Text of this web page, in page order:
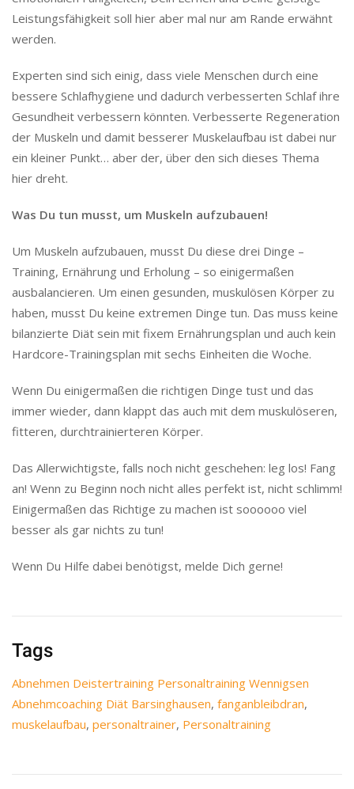
Leistungsfähigkeit soll hier aber mal nur am Rande erwähnt
werden.
Experten sind sich einig, dass viele Menschen durch eine
bessere Schlafhygiene und dadurch verbesserten Schlaf ihre
Gesundheit verbessern könnten. Verbesserte Regeneration
der Muskeln und damit besserer Muskelaufbau ist dabei nur
ein kleiner Punkt… aber der, über den sich dieses Thema
hier dreht.
Was Du tun musst, um Muskeln aufzubauen!
Um Muskeln aufzubauen, musst Du diese drei Dinge –
Training, Ernährung und Erholung – so einigermaßen
ausbalancieren. Um einen gesunden, muskulösen Körper zu
haben, musst Du keine extremen Dinge tun. Das muss keine
bilanzierte Diät sein mit fixem Ernährungsplan und auch kein
Hardcore-Trainingsplan mit sechs Einheiten die Woche.
Wenn Du einigermaßen die richtigen Dinge tust und das
immer wieder, dann klappt das auch mit dem muskulöseren,
fitteren, durchtrainierteren Körper.
Das Allerwichtigste, falls noch nicht geschehen: leg los! Fang
an! Wenn zu Beginn noch nicht alles perfekt ist, nicht schlimm!
Einigermaßen das Richtige zu machen ist soooooo viel
besser als gar nichts zu tun!
Wenn Du Hilfe dabei benötigst, melde Dich gerne!
Tags
Abnehmen Deistertraining Personaltraining Wennigsen
Abnehmcoaching Diät Barsinghausen, fanganbleibdran,
muskelaufbau, personaltrainer, Personaltraining